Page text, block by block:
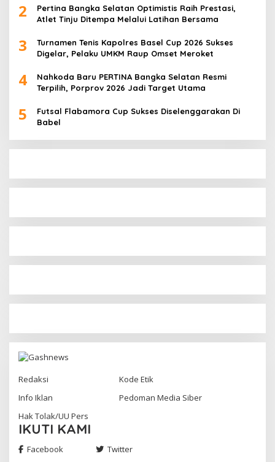
2
Pertina Bangka Selatan Optimistis Raih Prestasi,
Atlet Tinju Ditempa Melalui Latihan Bersama
3
Turnamen Tenis Kapolres Basel Cup 2026 Sukses
Digelar, Pelaku UMKM Raup Omset Meroket
4
Nahkoda Baru PERTINA Bangka Selatan Resmi
Terpilih, Porprov 2026 Jadi Target Utama
5
Futsal Flabamora Cup Sukses Diselenggarakan Di
Babel
Redaksi
Kode Etik
Info Iklan
Pedoman Media Siber
Hak Tolak/UU Pers
IKUTI KAMI
Facebook Twitter